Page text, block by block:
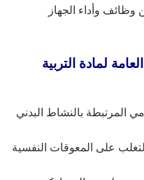
وأداء الجهاز
لمادة التربية
المرتبطة بالنشاط البدني
على المعوقات النفسية